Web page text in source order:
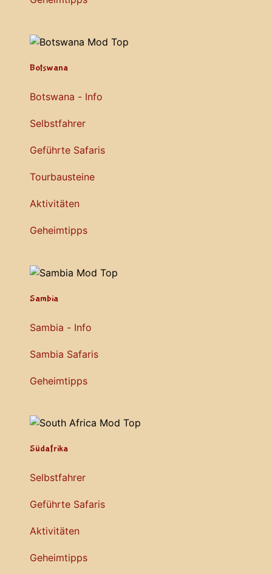
Botswana
Botswana - Info
Selbstfahrer
Geführte Safaris
Tourbausteine
Aktivitäten
Geheimtipps
Sambia
Sambia - Info
Sambia Safaris
Geheimtipps
Südafrika
Selbstfahrer
Geführte Safaris
Aktivitäten
Geheimtipps